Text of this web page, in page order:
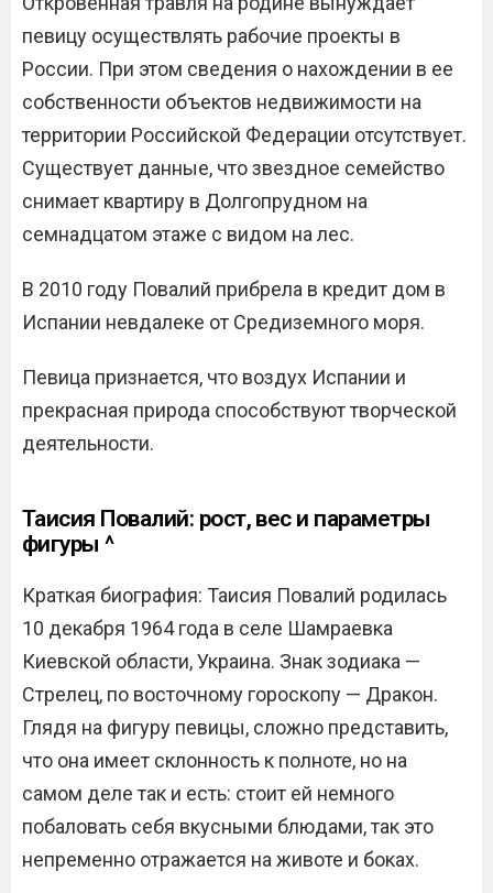
певицу осуществлять рабочие проекты в
России. При этом сведения о нахождении в ее
собственности объектов недвижимости на
территории Российской Федерации отсутствует.
Существует данные, что звездное семейство
снимает квартиру в Долгопрудном на
семнадцатом этаже с видом на лес.
В 2010 году Повалий прибрела в кредит дом в
Испании невдалеке от Средиземного моря.
Певица признается, что воздух Испании и
прекрасная природа способствуют творческой
деятельности.
Таисия Повалий: рост, вес и параметры
фигуры ^
Краткая биография: Таисия Повалий родилась
10 декабря 1964 года в селе Шамраевка
Киевской области, Украина. Знак зодиака —
Стрелец, по восточному гороскопу — Дракон.
Глядя на фигуру певицы, сложно представить,
что она имеет склонность к полноте, но на
самом деле так и есть: стоит ей немного
побаловать себя вкусными блюдами, так это
непременно отражается на животе и боках.